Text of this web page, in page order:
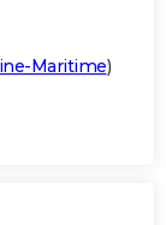
Maritime)